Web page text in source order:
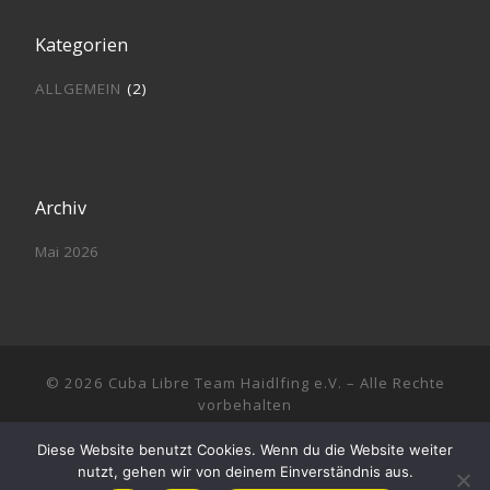
Kategorien
ALLGEMEIN (2)
Archiv
Mai 2026
© 2026 Cuba Libre Team Haidlfing e.V. – Alle Rechte
vorbehalten
Diese Website benutzt Cookies. Wenn du die Website weiter
nutzt, gehen wir von deinem Einverständnis aus.